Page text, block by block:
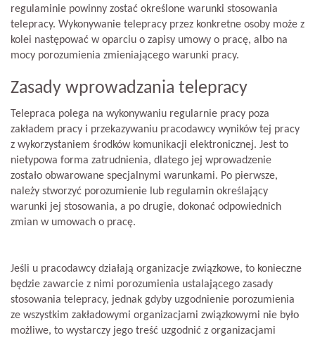
regulaminie powinny zostać określone warunki stosowania
telepracy. Wykonywanie telepracy przez konkretne osoby może z
kolei następować w oparciu o zapisy umowy o pracę, albo na
mocy porozumienia zmieniającego warunki pracy.
Zasady wprowadzania telepracy
Telepraca polega na wykonywaniu regularnie pracy poza
zakładem pracy i przekazywaniu pracodawcy wyników tej pracy
z wykorzystaniem środków komunikacji elektronicznej. Jest to
nietypowa forma zatrudnienia, dlatego jej wprowadzenie
zostało obwarowane specjalnymi warunkami. Po pierwsze,
należy stworzyć porozumienie lub regulamin określający
warunki jej stosowania, a po drugie, dokonać odpowiednich
zmian w umowach o pracę.
Jeśli u pracodawcy działają organizacje związkowe, to konieczne
będzie zawarcie z nimi porozumienia ustalającego zasady
stosowania telepracy, jednak gdyby uzgodnienie porozumienia
ze wszystkim zakładowymi organizacjami związkowymi nie było
możliwe, to wystarczy jego treść uzgodnić z organizacjami